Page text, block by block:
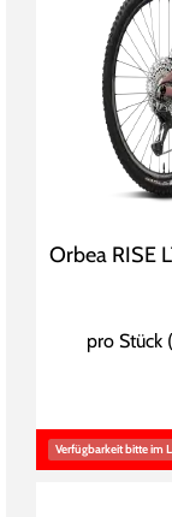
Orbea RISE
pro Stück
Verfügbarkeit bitte im